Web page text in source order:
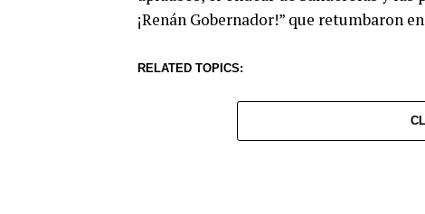
¡Renán Gobernador!” que retumbaron
RELATED TOPICS: